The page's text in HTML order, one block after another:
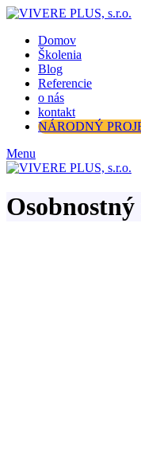
Domov
Školenia
Blog
Referencie
o nás
kontakt
NÁRODNÝ
Menu